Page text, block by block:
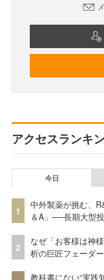
アクセスランキ
今日
1
中外製薬が挑む、
＆A」──長期大型
2
なぜ「お客様は神
析の巨匠フェーダ
教科書にない“実践